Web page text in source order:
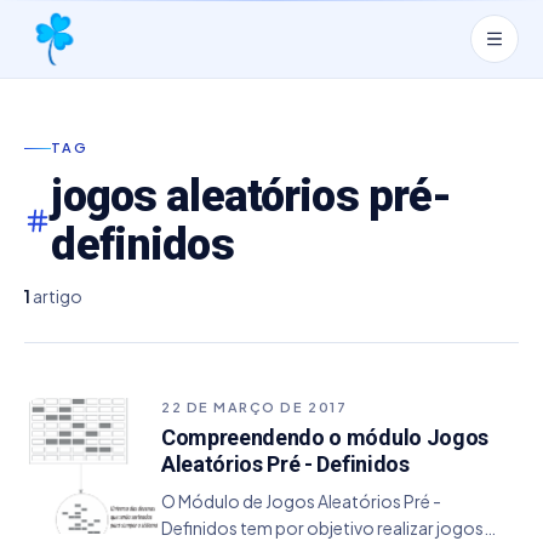
TAG
jogos aleatórios pré-
definidos
1 artigo
22 DE MARÇO DE 2017
Compreendendo o módulo Jogos
Aleatórios Pré - Definidos
O Módulo de Jogos Aleatórios Pré -
Definidos tem por objetivo realizar jogos